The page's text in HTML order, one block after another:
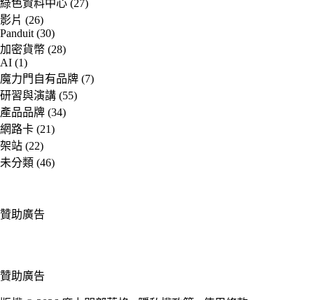
綠色資料中心 (27)
影片 (26)
Panduit (30)
加密貨幣 (28)
AI (1)
魔力門自有品牌 (7)
研習與演講 (55)
產品品牌 (34)
網路卡 (21)
架站 (22)
未分類 (46)
贊助廣告
贊助廣告